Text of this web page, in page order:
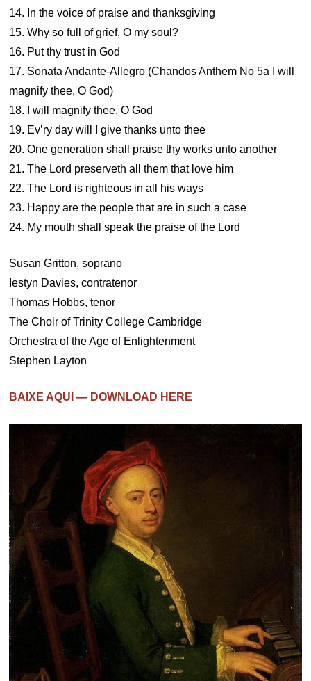
14. In the voice of praise and thanksgiving
15. Why so full of grief, O my soul?
16. Put thy trust in God
17. Sonata Andante-Allegro (Chandos Anthem No 5a I will
magnify thee, O God)
18. I will magnify thee, O God
19. Ev’ry day will I give thanks unto thee
20. One generation shall praise thy works unto another
21. The Lord preserveth all them that love him
22. The Lord is righteous in all his ways
23. Happy are the people that are in such a case
24. My mouth shall speak the praise of the Lord
Susan Gritton, soprano
Iestyn Davies, contratenor
Thomas Hobbs, tenor
The Choir of Trinity College Cambridge
Orchestra of the Age of Enlightenment
Stephen Layton
BAIXE AQUI — DOWNLOAD HERE